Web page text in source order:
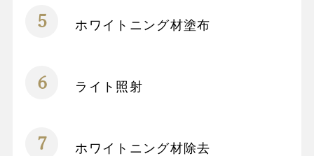
ホワイトニング材塗布
ライト照射
ホワイトニング材除去